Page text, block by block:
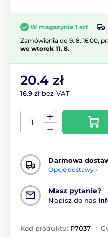
W magazynie 1 szt
Zamówienia do 9. 8. 16:00,
we wtorek 11. 8.
20.4 zł
16.9 zł bez VAT
Darmowa
Opcje dostawy ›
Masz pytanie?
Napisz do nas
Kod produktu: P7037